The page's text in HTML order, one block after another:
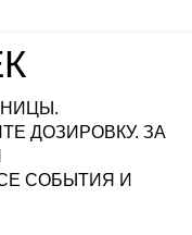
ДОЗИРОВКУ. ЗА
СОБЫТИЯ И